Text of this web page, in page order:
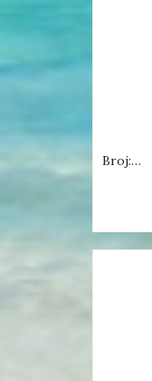
Broj:…